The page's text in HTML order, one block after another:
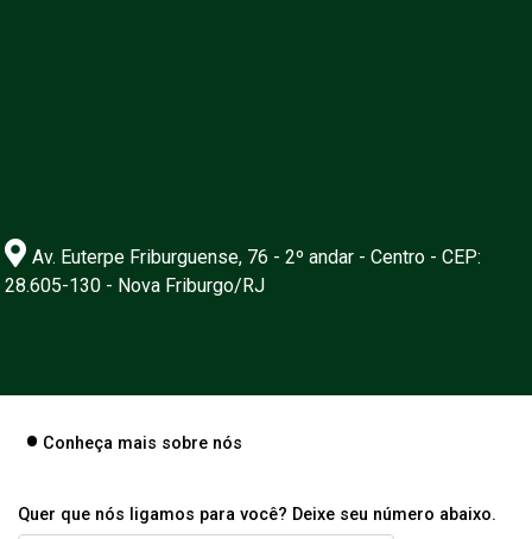
Av. Euterpe Friburguense, 76 - 2º andar - Centro - CEP:
28.605-130 - Nova Friburgo/RJ
Conheça mais sobre nós
Quer que nós ligamos para você? Deixe seu número abaixo.